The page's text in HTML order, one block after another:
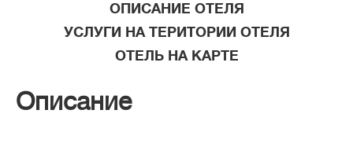
ОПИСАНИЕ ОТЕЛЯ
УСЛУГИ НА ТЕРИТОРИИ ОТЕЛЯ
ОТЕЛЬ НА КАРТЕ
Описание